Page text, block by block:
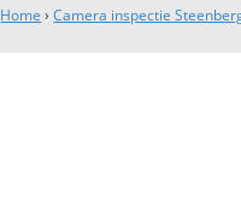
Home ›Camera inspectie